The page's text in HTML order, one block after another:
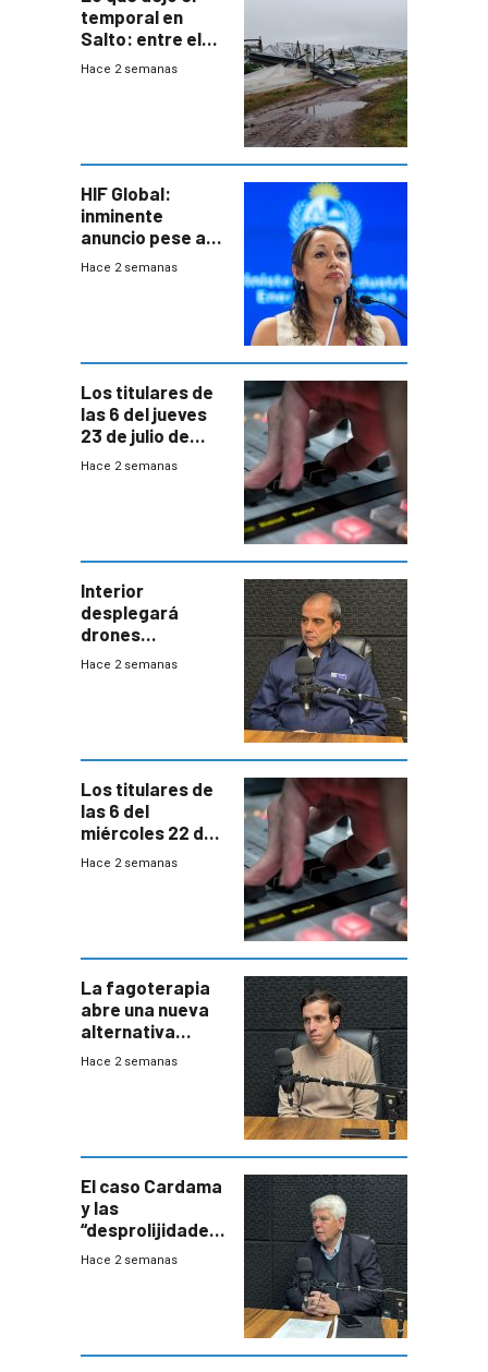
temporal en
Salto: entre el
impacto
Hace 2 semanas
HIF Global:
inminente
anuncio pese a
declaración de
gobierno
Hace 2 semanas
Los titulares de
las 6 del jueves
23 de julio de
2026
Hace 2 semanas
Interior
desplegará
drones
autónomos para
Hace 2 semanas
Los titulares de
las 6 del
miércoles 22 de
julio de 2026
Hace 2 semanas
La fagoterapia
abre una nueva
alternativa
contra bacterias
innovadora
Hace 2 semanas
El caso Cardama
y las
“desprolijidades”
que la
Hace 2 semanas